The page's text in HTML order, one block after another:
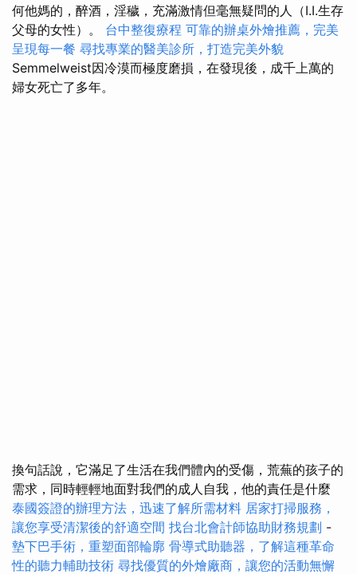
何他媽的，醉酒，淫穢，充滿激情但毫無疑問的人（I.I.生存
父母的女性）。 台中整復療程 可靠的辦桌外燴推薦，完美
呈現每一餐 尋找專業的醫美診所，打造完美外貌
Semmelweist因冷漠而極度磨損，在發現後，成千上萬的
婦女死亡了多年。
換句話說，它滿足了生活在我們體內的受傷，荒蕪的孩子的
需求，同時輕輕地面對我們的成人自我，他的責任是什麼
泰國簽證的辦理方法，迅速了解所需材料 居家打掃服務，
讓您享受清潔後的舒適空間 找台北會計師協助財務規劃 -
墊下巴手術，重塑面部輪廓 骨導式助聽器，了解這種革命
性的聽力輔助技術 尋找優質的外燴廠商，讓您的活動無懈